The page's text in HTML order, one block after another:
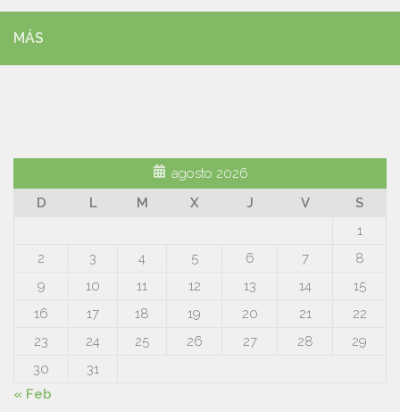
MÁS
agosto 2026
D
L M X J V
S
1
2
3 4 5 6 7
8
9
10 11 12 13 14
15
16
17 18 19 20 21
22
23
24 25 26 27 28
29
30
31
« Feb